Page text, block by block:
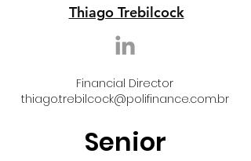
Thiago Trebilcock
Financial Director
thiago.trebilcock@polifinance.com.br
Senior